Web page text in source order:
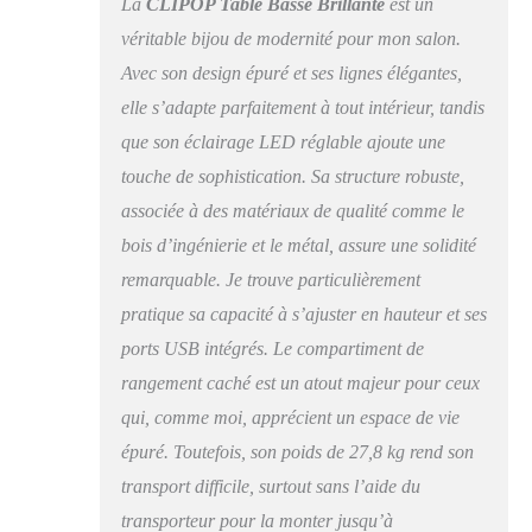
travail ou salle à
manger personnel et
apportez du confort
dans votre vie. Table
Basse avec Station de
Charge. -- La table
plateau relevable
dispose de 2 prises
standard et de 2 ports
confort de charge
pratique pour votre
téléphone, écouteurs,
lampe de bureau et
autres appareils
électriques. Grand
-- Cette table basse
avec élévateur LED
La CLIPOP Table Basse Brillanteest un
véritable bijou de modernité pour mon salon.
Avec son design épuré et ses lignes élégantes,
elle s’adapte parfaitement à tout intérieur, tandis
que son éclairage LED réglable ajoute une
touche de sophistication. Sa structure robuste,
associée à des matériaux de qualité comme le
bois d’ingénierie et le métal, assure une solidité
remarquable. Je trouve particulièrement
pratique sa capacité à s’ajuster en hauteur et ses
ports USB intégrés. Le compartiment de
rangement caché est un atout majeur pour ceux
qui, comme moi, apprécient un espace de vie
épuré. Toutefois, son poids de 27,8 kg rend son
transport difficile, surtout sans l’aide du
transporteur pour la monter jusqu’à